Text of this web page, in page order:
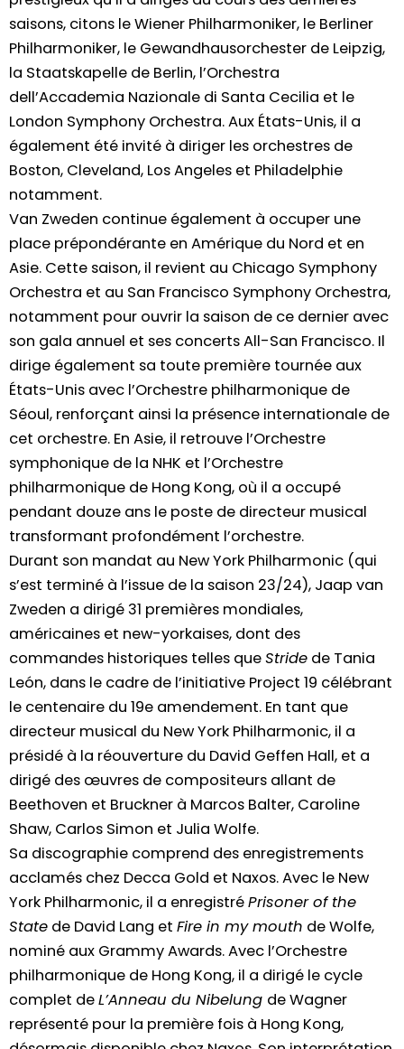
saisons, citons le Wiener Philharmoniker, le Berliner
Philharmoniker, le Gewandhausorchester de Leipzig,
la Staatskapelle de Berlin, l’Orchestra
dell’Accademia Nazionale di Santa Cecilia et le
London Symphony Orchestra. Aux États-Unis, il a
également été invité à diriger les orchestres de
Boston, Cleveland, Los Angeles et Philadelphie
notamment.
Van Zweden continue également à occuper une
place prépondérante en Amérique du Nord et en
Asie. Cette saison, il revient au Chicago Symphony
Orchestra et au San Francisco Symphony Orchestra,
notamment pour ouvrir la saison de ce dernier avec
son gala annuel et ses concerts All-San Francisco. Il
dirige également sa toute première tournée aux
États-Unis avec l’Orchestre philharmonique de
Séoul, renforçant ainsi la présence internationale de
cet orchestre. En Asie, il retrouve l’Orchestre
symphonique de la NHK et l’Orchestre
philharmonique de Hong Kong, où il a occupé
pendant douze ans le poste de directeur musical
transformant profondément l’orchestre.
Durant son mandat au New York Philharmonic (qui
s’est terminé à l’issue de la saison 23/24), Jaap van
Zweden a dirigé 31 premières mondiales,
américaines et new-yorkaises, dont des
commandes historiques telles queStride de Tania
León, dans le cadre de l’initiative Project 19 célébrant
le centenaire du 19e amendement. En tant que
directeur musical du New York Philharmonic, il a
présidé à la réouverture du David Geffen Hall, et a
dirigé des œuvres de compositeurs allant de
Beethoven et Bruckner à Marcos Balter, Caroline
Shaw, Carlos Simon et Julia Wolfe.
Sa discographie comprend des enregistrements
acclamés chez Decca Gold et Naxos. Avec le New
York Philharmonic, il a enregistréPrisoner of the
State de David Lang et Fire in my mouth de Wolfe,
nominé aux Grammy Awards. Avec l’Orchestre
philharmonique de Hong Kong, il a dirigé le cycle
complet deL’Anneau du Nibelung de Wagner
représenté pour la première fois à Hong Kong,